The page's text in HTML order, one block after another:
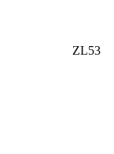
ZL53